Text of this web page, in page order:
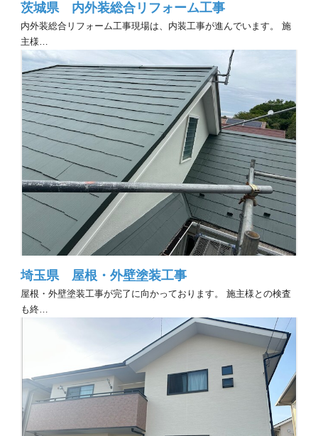
茨城県 内外装総合リフォーム工事
内外装総合リフォーム工事現場は、内装工事が進んでいます。 施
主様…
埼玉県 屋根・外壁塗装工事
屋根・外壁塗装工事が完了に向かっております。 施主様との検査
も終…